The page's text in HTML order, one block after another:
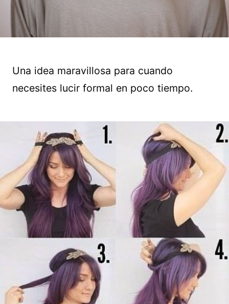
Una idea maravillosa para cuando
necesites lucir formal en poco tiempo.